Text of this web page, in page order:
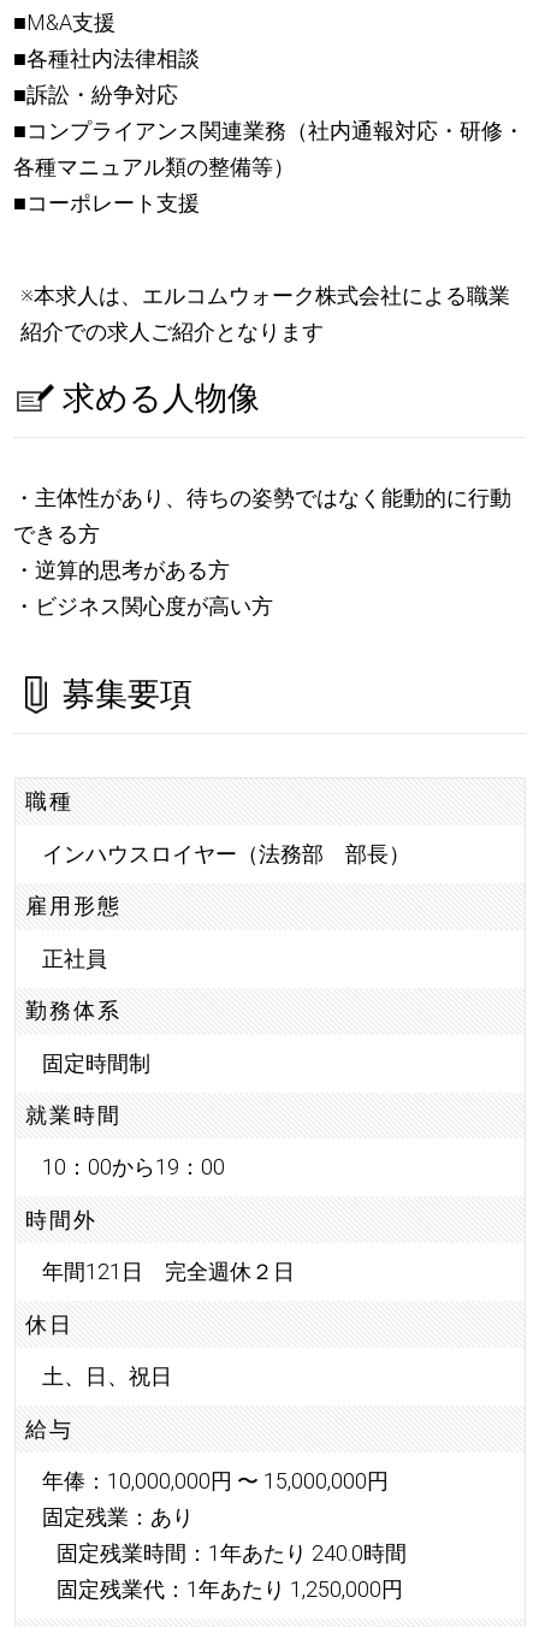
■M&A支援
■各種社内法律相談
■訴訟・紛争対応
■コンプライアンス関連業務（社内通報対応・研修・
各種マニュアル類の整備等）
■コーポレート支援
※本求人は、エルコムウォーク株式会社による職業
紹介での求人ご紹介となります
求める人物像
・主体性があり、待ちの姿勢ではなく能動的に行動
できる方
・逆算的思考がある方
・ビジネス関心度が高い方
募集要項
職種
インハウスロイヤー（法務部 部長）
雇用形態
正社員
勤務体系
固定時間制
就業時間
10：00から19：00
時間外
年間121日 完全週休２日
休日
土、日、祝日
給与
年俸：10,000,000円 〜 15,000,000円
固定残業：あり
固定残業時間：1年あたり 240.0時間
固定残業代：1年あたり 1,250,000円